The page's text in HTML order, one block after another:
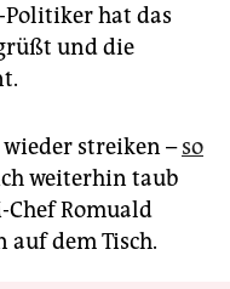
Politiker hat das
und die
streiken –so
weiterhin taub
Chef Romuald
auf dem Tisch.